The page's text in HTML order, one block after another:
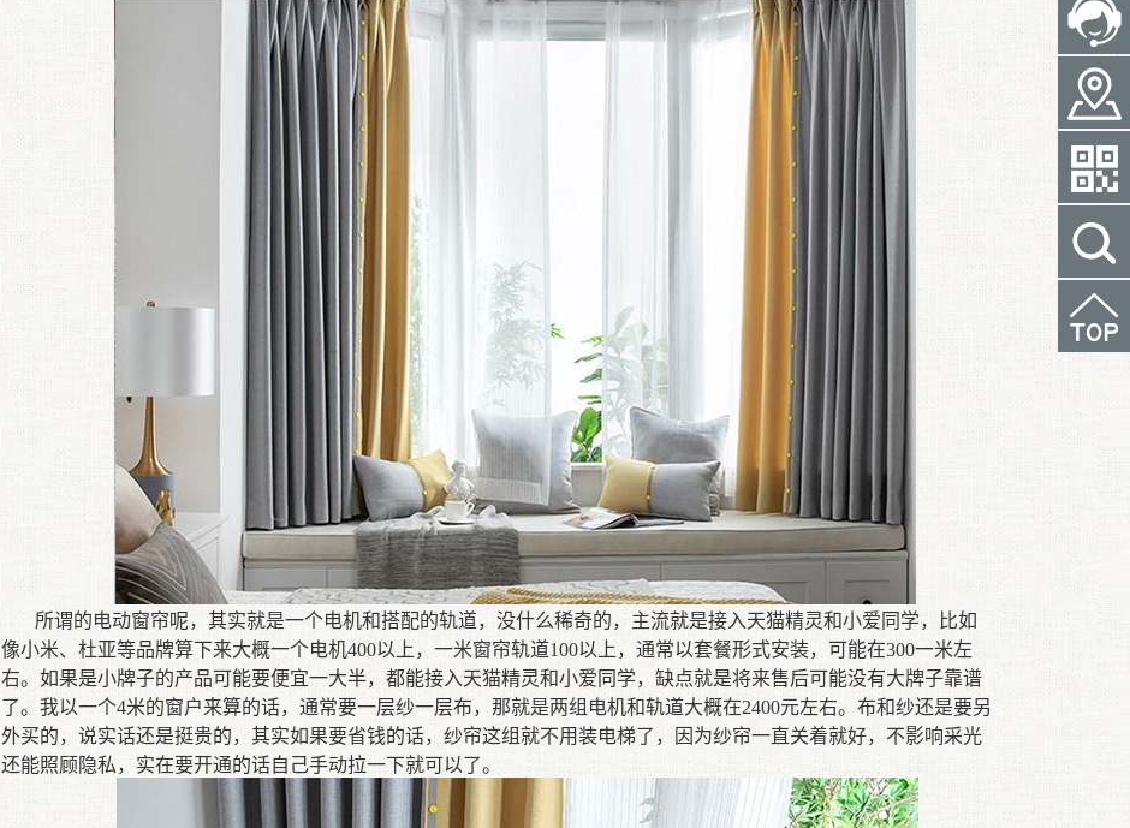
请
所谓的电动窗帘呢，其实就是一个电机和搭配的轨道，没什么稀奇的， 主流就是接入天猫精灵和小爱同学，比如
像小米、 杜亚等品牌算下来大概一个电机400以上，一米窗帘轨道100以上， 通常以套餐形式安装，可能在300一米左
右。 如果是小牌子的产品可能要便宜一大半， 都能接入天猫精灵和小爱同学，缺点就是将来售后可能没有大牌子靠谱
了。 我以一个4米的窗户来算的话，通常要一层纱一层布，那就是两组电机和轨道大概在2400元左右。 布和纱还是要另
外买的，说实话还是挺贵的，其实如果要省钱的话，纱帘这组就不用装电梯了，因为纱帘一直关着就好，不影响采光
还能照顾隐私，实在要开通的话自己手动拉一下就可以了。